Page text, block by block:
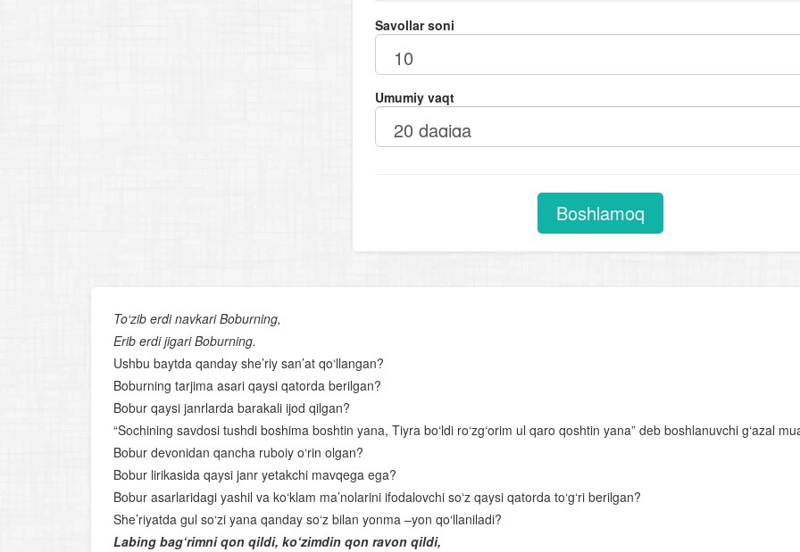
Orfoepiya
Mustaqil so‘z turkumlari
Otlarning tuzilishiga ko‘ra turlari
Sifat darajalari
Sifatlarning otlashishi
Olmoshning tuzilishiga ko‘ra turlari
Adabiyot – so‘z san’ati
“Kuntug‘mish” dostoni
“Rustamxon” dostoni
Savollar soni
Umumiy vaqt
Boshlamoq
To‘zib erdi navkari Boburning,
Erib erdi jigari Boburning.
Ushbu baytda qanday she’riy san’at qo‘llangan?
Boburning tarjima asari qaysi qatorda berilgan?
Bobur qaysi janrlarda barakali ijod qilgan?
“Sochining savdosi tushdi boshima boshtin yana, Tiyra bo‘ldi ro‘zg‘orim ul qaro qoshtin yana” deb boshlanuvchi g‘azal
Bobur devonidan qancha ruboiy o‘rin olgan?
Bobur lirikasida qaysi janr yetakchi mavqega ega?
Bobur asarlaridagi yashil va ko‘klam ma’nolarini ifodalovchi so‘z qaysi qatorda to‘g‘ri berilgan?
She’riyatda gul so‘zi yana qanday so‘z bilan yonma –yon qo‘llaniladi?
Labing bag‘rimni qon qildi, ko‘zimdin qon ravon qildi,